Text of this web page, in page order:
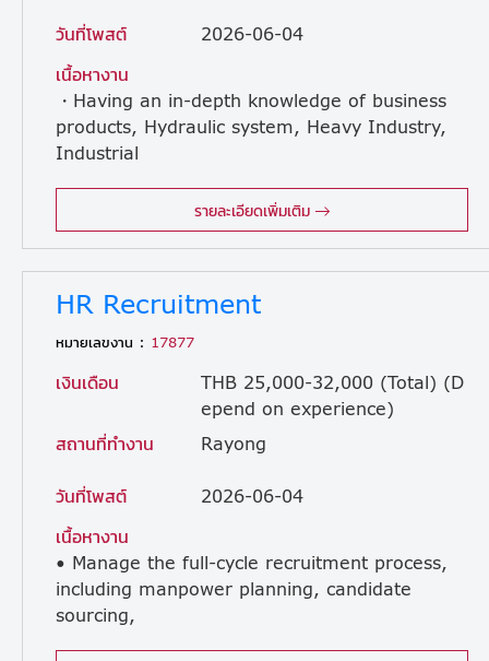
วันที่โพสต์
2026-06-04
เนื้อหางาน
・Having an in-depth knowledge of business
products, Hydraulic system, Heavy Industry,
Industrial
รายละเอียดเพิ่มเติม
HR Recruitment
หมายเลขงาน : 17877
เงินเดือน
THB 25,000-32,000 (Total) (D
epend on experience)
สถานที่ทำงาน
Rayong
วันที่โพสต์
2026-06-04
เนื้อหางาน
• Manage the full-cycle recruitment process,
including manpower planning, candidate
sourcing,